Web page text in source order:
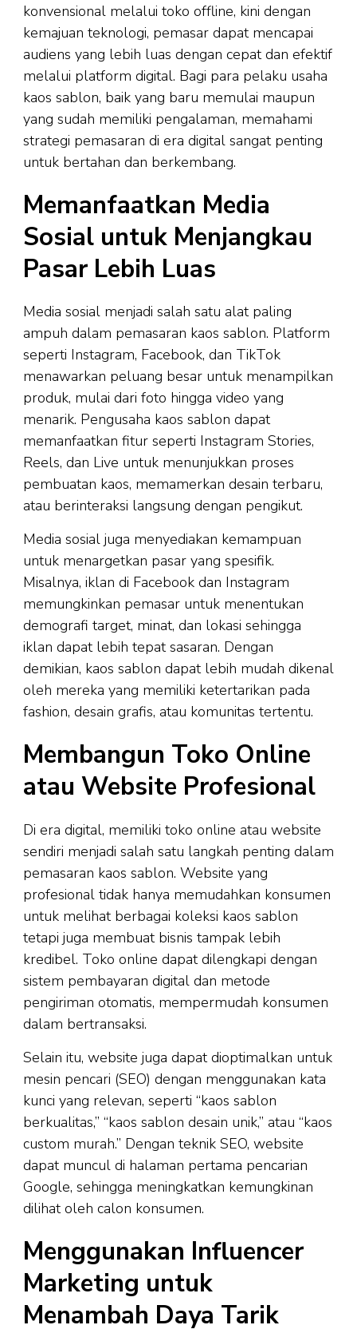
konvensional melalui toko offline, kini dengan
kemajuan teknologi, pemasar dapat mencapai
audiens yang lebih luas dengan cepat dan efektif
melalui platform digital. Bagi para pelaku usaha
kaos sablon, baik yang baru memulai maupun
yang sudah memiliki pengalaman, memahami
strategi pemasaran di era digital sangat penting
untuk bertahan dan berkembang.
Memanfaatkan Media
Sosial untuk Menjangkau
Pasar Lebih Luas
Media sosial menjadi salah satu alat paling
ampuh dalam pemasaran kaos sablon. Platform
seperti Instagram, Facebook, dan TikTok
menawarkan peluang besar untuk menampilkan
produk, mulai dari foto hingga video yang
menarik. Pengusaha kaos sablon dapat
memanfaatkan fitur seperti Instagram Stories,
Reels, dan Live untuk menunjukkan proses
pembuatan kaos, memamerkan desain terbaru,
atau berinteraksi langsung dengan pengikut.
Media sosial juga menyediakan kemampuan
untuk menargetkan pasar yang spesifik.
Misalnya, iklan di Facebook dan Instagram
memungkinkan pemasar untuk menentukan
demografi target, minat, dan lokasi sehingga
iklan dapat lebih tepat sasaran. Dengan
demikian, kaos sablon dapat lebih mudah dikenal
oleh mereka yang memiliki ketertarikan pada
fashion, desain grafis, atau komunitas tertentu.
Membangun Toko Online
atau Website Profesional
Di era digital, memiliki toko online atau website
sendiri menjadi salah satu langkah penting dalam
pemasaran kaos sablon. Website yang
profesional tidak hanya memudahkan konsumen
untuk melihat berbagai koleksi kaos sablon
tetapi juga membuat bisnis tampak lebih
kredibel. Toko online dapat dilengkapi dengan
sistem pembayaran digital dan metode
pengiriman otomatis, mempermudah konsumen
dalam bertransaksi.
Selain itu, website juga dapat dioptimalkan untuk
mesin pencari (SEO) dengan menggunakan kata
kunci yang relevan, seperti “kaos sablon
berkualitas,” “kaos sablon desain unik,” atau “kaos
custom murah.” Dengan teknik SEO, website
dapat muncul di halaman pertama pencarian
Google, sehingga meningkatkan kemungkinan
dilihat oleh calon konsumen.
Menggunakan Influencer
Marketing untuk
Menambah Daya Tarik